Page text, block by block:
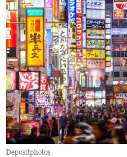
Depositphotos